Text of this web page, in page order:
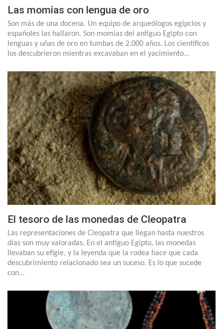
Las momias con lengua de oro
Son más de una docena. Un equipo de arqueólogos egipcios y
españoles las hallaron. Son momias del antiguo Egipto con
lenguas y uñas de oro en tumbas de 2.000 años. Los científicos
los descubrieron mientras excavaban en el yacimiento…
El tesoro de las monedas de Cleopatra
Las representaciones de Cleopatra que llegan hasta nuestros
días son muy valoradas. En el antiguo Egipto, las monedas
llevaban su efigie, y la leyenda que la rodea hace que cada
descubrimiento relacionado sea un suceso. Es lo que sucede
con…